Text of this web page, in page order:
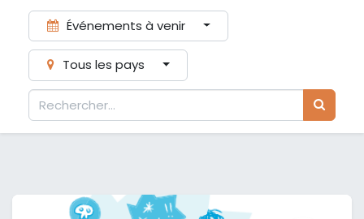
Événements à venir
Tous les pays